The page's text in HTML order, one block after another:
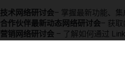
技术网络研讨会– 掌握最新功能、集
合作伙伴最新动态网络研讨会– 获取
营销网络研讨会 – 了解如何通过